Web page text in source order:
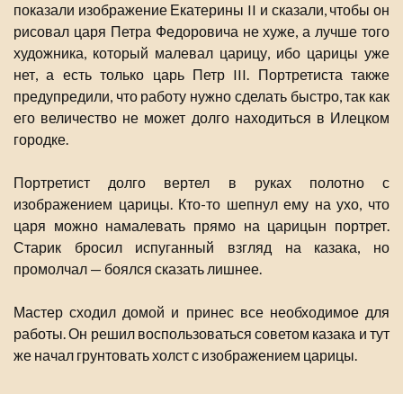
показали изображение Екатерины II и сказали, чтобы он
рисовал царя Петра Федоровича не хуже, а лучше того
художника, который малевал царицу, ибо царицы уже
нет, а есть только царь Петр III. Портретиста также
предупредили, что работу нужно сделать быстро, так как
его величество не может долго находиться в Илецком
городке.
Портретист долго вертел в руках полотно с
изображением царицы. Кто-то шепнул ему на ухо, что
царя можно намалевать прямо на царицын портрет.
Старик бросил испуганный взгляд на казака, но
промолчал — боялся сказать лишнее.
Мастер сходил домой и принес все необходимое для
работы. Он решил воспользоваться советом казака и тут
же начал грунтовать холст с изображением царицы.